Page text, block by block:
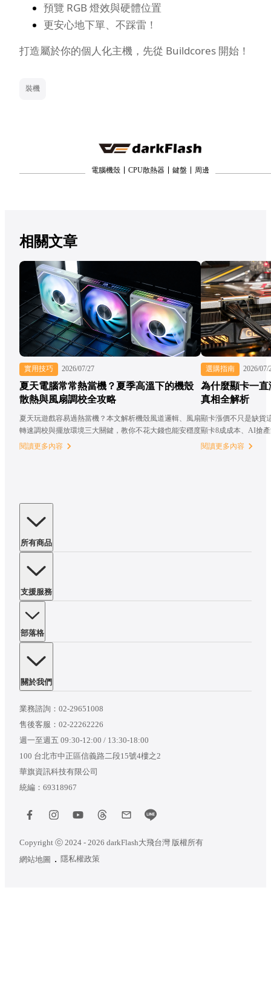
預覽 RGB 燈效與硬體位置
更安心地下單、不踩雷！
打造屬於你的個人化主機，先從 Buildcores 開始！
裝機
電腦機殼 CPU散熱器 鍵盤 周邊
相關文章
實用技巧 2026/07/27
夏天電腦常常熱當機？夏季高溫下的機殼
散熱與風扇調校全攻略
夏天玩遊戲容易過熱當機？本文解析機殼風道邏輯、風扇
轉速調校與擺放環境三大關鍵，教你不花大錢也能安穩度
過整個夏天！
閱讀更多內容
選購指南 2026/07/
為什麼顯卡一
真相全解析
顯卡漲價不只是缺貨
顯卡8成成本、AI搶
閱讀更多內容
所有商品
支援服務
部落格
關於我們
業務諮詢： 02-29651008
售後客服： 02-22262226
週一至週五 09:30-12:00 / 13:30-18:00
100 台北市中正區信義路二段15號4樓之2
華旗資訊科技有限公司
統編：69318967
Copyright ⓒ 2024 - 2026 darkFlash大飛台灣 版權所有
網站地圖
隱私權政策